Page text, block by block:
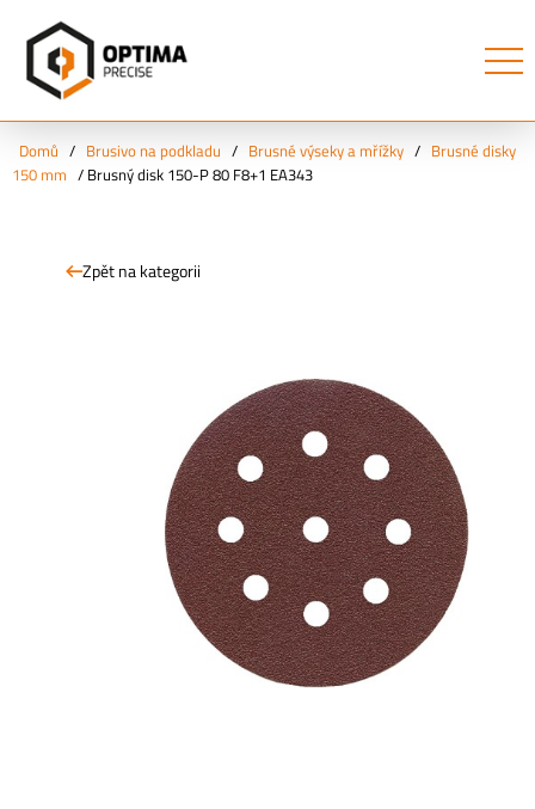
Domů / Brusivo na podkladu / Brusné výseky a mřížky / Brusné disky
150 mm / Brusný disk 150-P 80 F8+1 EA343
Zpět na kategorii